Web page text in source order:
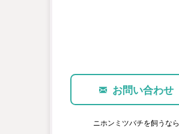
お問い合わせ
ニホンミツバチを飼うなら